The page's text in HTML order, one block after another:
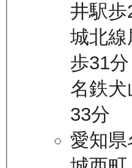
井駅歩
城北
歩31分
名鉄
33分
愛知